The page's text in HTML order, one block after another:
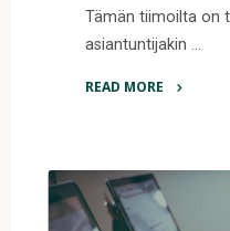
Tämän tiimoilta on
asiantuntijakin …
READ MORE
ydinryhmä